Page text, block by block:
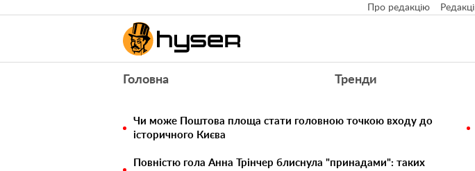
Про редакцію
Головна Тренди
Чи може Поштова площа стати головною точкою входу до
історичного Києва
Повністю гола Анна Трінчер блиснула "принадами": таких